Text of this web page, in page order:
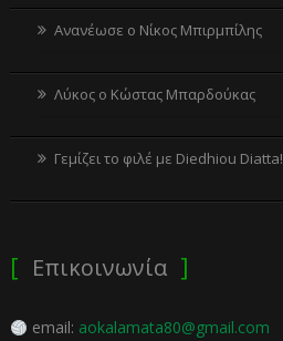
Ανανέωσε ο Νίκος Μπιρμπίλης
Λύκος ο Κώστας Μπαρδούκας
Γεμίζει το φιλέ με Diedhiou Diatta!
Επικοινωνία
email: aokalamata80@gmail.com